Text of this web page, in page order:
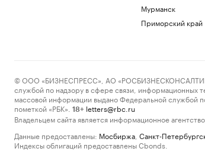
Мурманск
Приморский край
© ООО «БИЗНЕСПРЕСС», АО «РОСБИЗНЕСКОНСАЛТИНГ»,
службой по надзору в сфере связи, информационных
массовой информации выдано Федеральной службой
пометкой «РБК».
18+ letters@rbc.ru
Владельцем сайта является информационное агентство
Данные предоставлены: Мосбиржа Санкт-
Индексы облигаций предоставлены Cbonds.